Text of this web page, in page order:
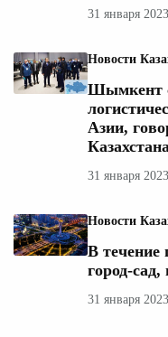
31 января
Новости
Шымкент
Азии,
31 января
Новости
В течение
город-
31 января